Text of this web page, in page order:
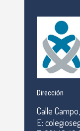
Dirección
Calle
E: